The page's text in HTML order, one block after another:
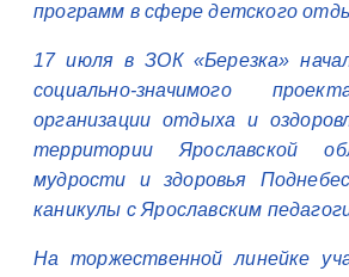
программ в сфере детского
17 июля в ЗОК «Березка»
социально-значимого
организации отдыха и
территории Ярославской
мудрости и здоровья
каникулы с Ярославским
На торжественной линейке